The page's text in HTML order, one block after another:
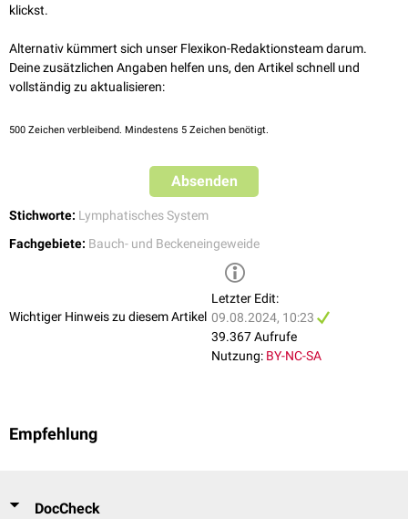
klickst.
Alternativ kümmert sich unser Flexikon-Redaktionsteam darum.
Deine zusätzlichen Angaben helfen uns, den Artikel schnell und
vollständig zu aktualisieren:
500 Zeichen verbleibend. Mindestens 5 Zeichen benötigt.
Absenden
Stichworte: Lymphatisches System
Fachgebiete: Bauch- und Beckeneingeweide
Wichtiger Hinweis zu diesem Artikel
Letzter Edit:
09.08.2024, 10:23
39.367 Aufrufe
Nutzung: BY-NC-SA
Empfehlung
DocCheck